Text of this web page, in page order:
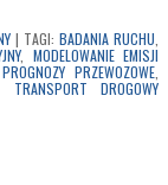
| TAGI: BADANIA RUCHU
, MODELOWANIE EMISJI
PROGNOZY PRZEWOZOWE
TRANSPORT DROGOWY